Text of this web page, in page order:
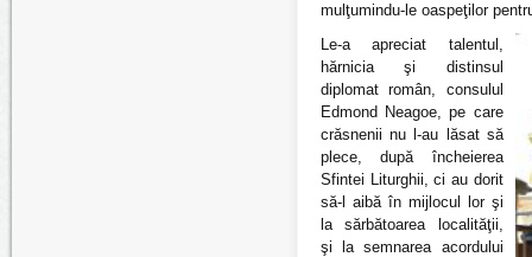
mulţumindu-le oaspeţilor
Le-a apreciat talentul,
hărnicia şi distinsul
diplomat român, consulul
Edmond Neagoe, pe care
crăsnenii nu l-au lăsat să
plece, după încheierea
Sfintei Liturghii, ci au dorit
să-l aibă în mijlocul lor şi
la sărbătoarea localităţii,
şi la semnarea acordului